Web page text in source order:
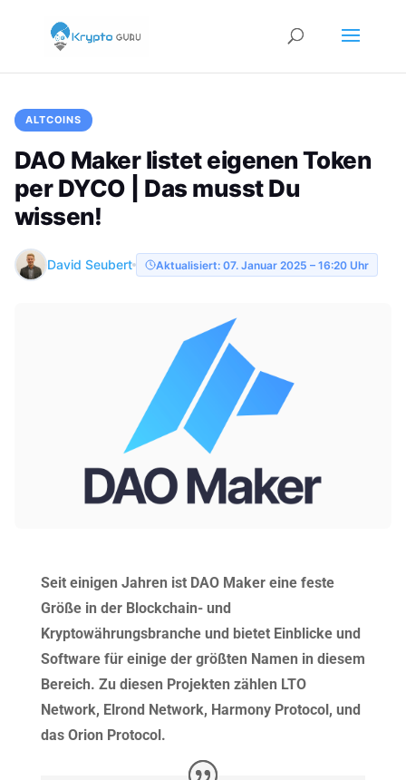
ALTCOINS
DAO Maker listet eigenen Token
per DYCO | Das musst Du
wissen!
David Seubert Aktualisiert: 07. Januar 2025 – 16:20 Uhr
Seit einigen Jahren ist DAO Maker eine feste
Größe in der Blockchain- und
Kryptowährungsbranche und bietet Einblicke und
Software für einige der größten Namen in diesem
Bereich. Zu diesen Projekten zählen LTO
Network, Elrond Network, Harmony Protocol, und
das Orion Protocol.